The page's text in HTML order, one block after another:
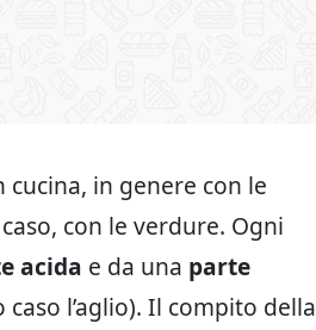
in genere con le
con le verdure. Ogni
acida e da una parte
l’aglio). Il compito della